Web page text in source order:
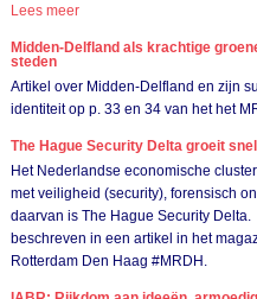
Lees meer
Midden-Delfland als krachtige
steden
Artikel over Midden-Delfland en zijn
identiteit op p. 33 en 34 van het het
The Hague Security Delta groeit snel
Het Nederlandse economische
met veiligheid (security), forensisch
daarvan is The Hague Security
beschreven in een artikel in het
Rotterdam Den Haag #MRDH.